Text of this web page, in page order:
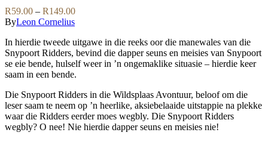
be
chosen
on
the
product
page
variants.
The
options
may
be
chosen
on
product
page
R59.00 – R149.00Price
through
R149.00
ByLeon Cornelius
In hierdie tweede uitgawe in die reeks oor die manewales van die
Snypoort Ridders, bevind die dapper seuns en meisies van Snypoort
se eie bende, hulself weer in ’n ongemaklike situasie – hierdie keer
saam in een bende.
Die Snypoort Ridders in die Wildsplaas Avontuur, beloof om die
leser saam te neem op ’n heerlike, aksiebelaaide uitstappie na plekke
waar die Ridders eerder moes wegbly. Die Snypoort Ridders
wegbly? O nee! Nie hierdie dapper seuns en meisies nie!